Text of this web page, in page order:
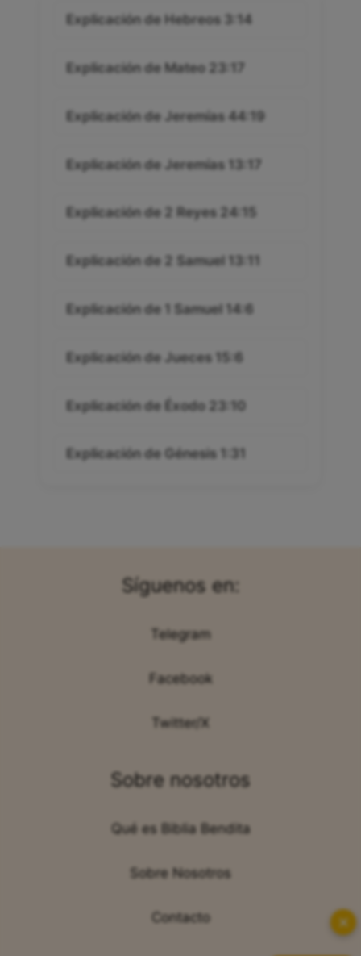
Explicación de Hebreos 3:14
Explicación de Mateo 23:17
Explicación de Jeremías 44:19
Explicación de Jeremías 13:17
Explicación de 2 Reyes 24:15
Explicación de 2 Samuel 13:11
Explicación de 1 Samuel 14:6
Explicación de Jueces 15:6
Explicación de Éxodo 23:10
Explicación de Génesis 1:31
Síguenos en:
Telegram
Facebook
Twitter/X
Sobre nosotros
Qué es Biblia Bendita
Sobre Nosotros
Contacto ✕